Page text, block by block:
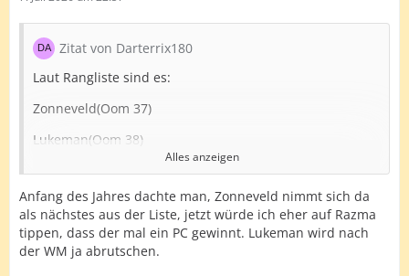
Zitat von Darterrix180
Laut Rangliste sind es:
Zonneveld(Oom 37)
Lukeman(Oom 38)
Razma(Oom 41)
Scutt( Oom 46)
Hood( Oom 47)
Alles anzeigen
Anfang des Jahres dachte man, Zonneveld nimmt sich da
als nächstes aus der Liste, jetzt würde ich eher auf Razma
tippen, dass der mal ein PC gewinnt. Lukeman wird nach
der WM ja abrutschen.